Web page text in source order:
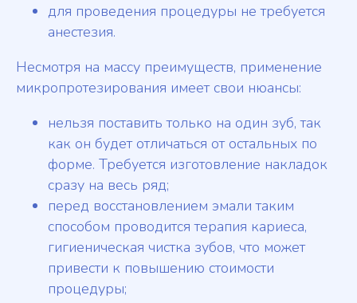
для проведения процедуры не требуется
анестезия.
Несмотря на массу преимуществ, применение
микропротезирования имеет свои нюансы:
нельзя поставить только на один зуб, так
как он будет отличаться от остальных по
форме. Требуется изготовление накладок
сразу на весь ряд;
перед восстановлением эмали таким
способом проводится терапия кариеса,
гигиеническая чистка зубов, что может
привести к повышению стоимости
процедуры;